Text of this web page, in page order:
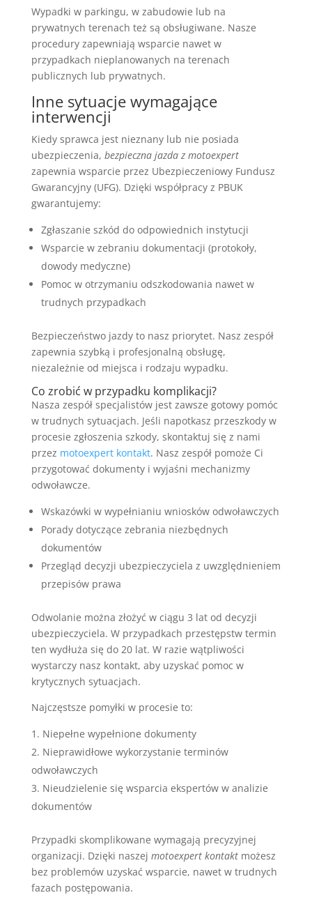
Wypadki w parkingu, w zabudowie lub na
prywatnych terenach też są obsługiwane. Nasze
procedury zapewniają wsparcie nawet w
przypadkach nieplanowanych na terenach
publicznych lub prywatnych.
Inne sytuacje wymagające
interwencji
Kiedy sprawca jest nieznany lub nie posiada
ubezpieczenia, bezpieczna jazda z motoexpert
zapewnia wsparcie przez Ubezpieczeniowy Fundusz
Gwarancyjny (UFG). Dzięki współpracy z PBUK
gwarantujemy:
Zgłaszanie szkód do odpowiednich instytucji
Wsparcie w zebraniu dokumentacji (protokoły,
dowody medyczne)
Pomoc w otrzymaniu odszkodowania nawet w
trudnych przypadkach
Bezpieczeństwo jazdy to nasz priorytet. Nasz zespół
zapewnia szybką i profesjonalną obsługę,
niezależnie od miejsca i rodzaju wypadku.
Co zrobić w przypadku komplikacji?
Nasza zespół specjalistów jest zawsze gotowy pomóc
w trudnych sytuacjach. Jeśli napotkasz przeszkody w
procesie zgłoszenia szkody, skontaktuj się z nami
przez motoexpert kontakt. Nasz zespół pomoże Ci
przygotować dokumenty i wyjaśni mechanizmy
odwoławcze.
Wskazówki w wypełnianiu wniosków odwoławczych
Porady dotyczące zebrania niezbędnych
dokumentów
Przegląd decyzji ubezpieczyciela z uwzględnieniem
przepisów prawa
Odwolanie można złożyć w ciągu 3 lat od decyzji
ubezpieczyciela. W przypadkach przestępstw termin
ten wydłuża się do 20 lat. W razie wątpliwości
wystarczy nasz kontakt, aby uzyskać pomoc w
krytycznych sytuacjach.
Najczęstsze pomyłki w procesie to:
Niepełne wypełnione dokumenty
Nieprawidłowe wykorzystanie terminów
odwoławczych
Nieudzielenie się wsparcia ekspertów w analizie
dokumentów
Przypadki skomplikowane wymagają precyzyjnej
organizacji. Dzięki naszej motoexpert kontaktmożesz
bez problemów uzyskać wsparcie, nawet w trudnych
fazach postępowania.